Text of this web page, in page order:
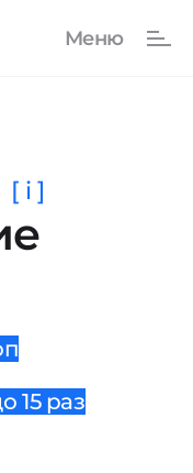
[ i ]
15 раз